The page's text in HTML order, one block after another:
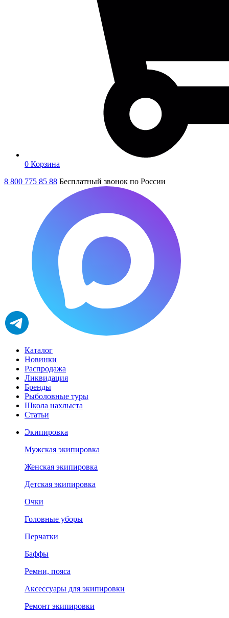
0 Корзина
8 800 775 85 88 Бесплатный звонок по России
Каталог
Новинки
Распродажа
Ликвидация
Бренды
Рыболовные туры
Школа нахлыста
Статьи
Экипировка
Мужская экипировка
Женская экипировка
Детская экипировка
Очки
Головные уборы
Перчатки
Баффы
Ремни, пояса
Аксессуары для экипировки
Ремонт экипировки